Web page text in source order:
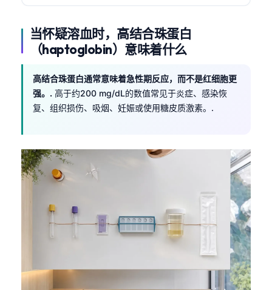
当怀疑溶血时，高结合珠蛋白
（haptoglobin）意味着什么
高结合珠蛋白通常意味着急性期反应，而不是红细胞更
强。. 高于约200 mg/dL的数值常见于炎症、感染恢
复、组织损伤、吸烟、妊娠或使用糖皮质激素。.
Esperanto
Ślōnskŏ gŏdka
Norsk bokmål